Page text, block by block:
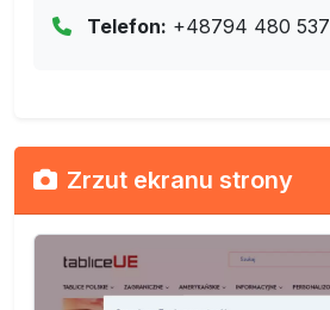
Telefon: +48794 480 537
Zrzut ekranu strony